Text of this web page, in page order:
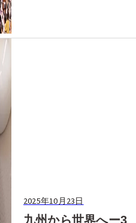
2025年10月23日
九州から世界へー3